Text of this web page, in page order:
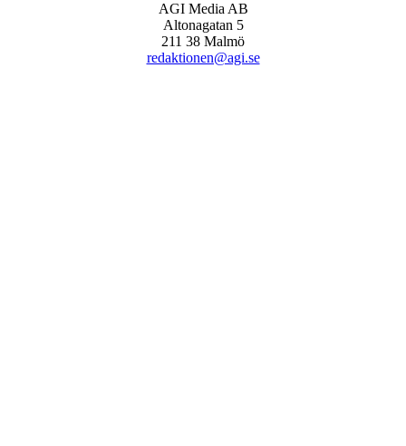
AGI Media AB
Altonagatan 5
211 38 Malmö
redaktionen@agi.se